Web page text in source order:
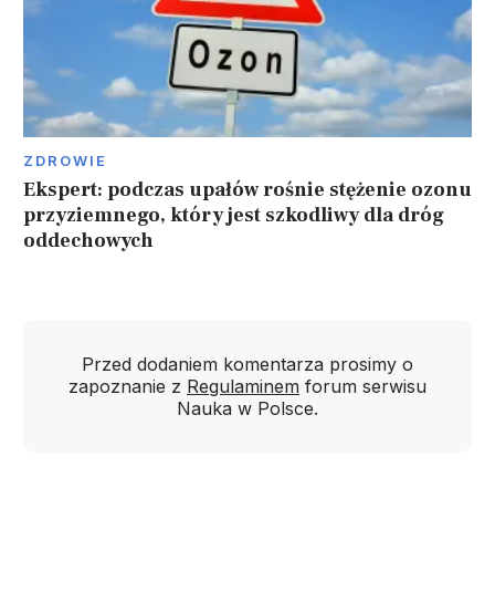
ZDROWIE
Ekspert: podczas upałów rośnie stężenie ozonu
przyziemnego, który jest szkodliwy dla dróg
oddechowych
Przed dodaniem komentarza prosimy o
zapoznanie z Regulaminem forum serwisu
Nauka w Polsce.